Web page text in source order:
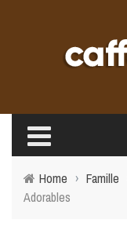
Home › Famille
Adorables